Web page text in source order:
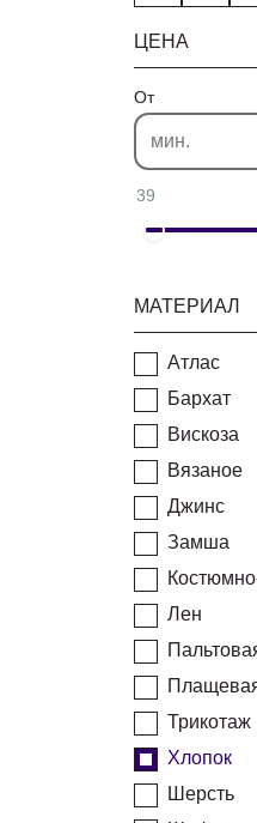
ЦЕНА
От
39
МАТЕРИАЛ
Атлас
Бархат
Вискоза
Вязаное
Джинс
Замша
Лен
Трикотаж
Хлопок
Шерсть